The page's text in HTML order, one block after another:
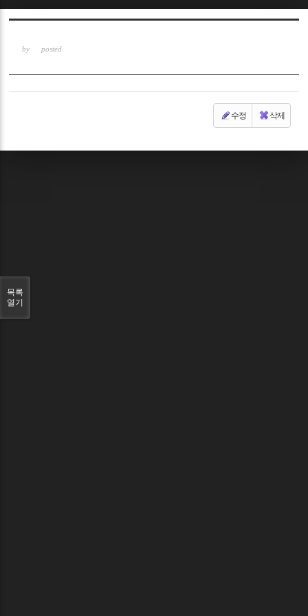
by posted
수정 삭제
목록
열기
Sketchbook5, 스케치북5
Sketchbook5, 스케치북5